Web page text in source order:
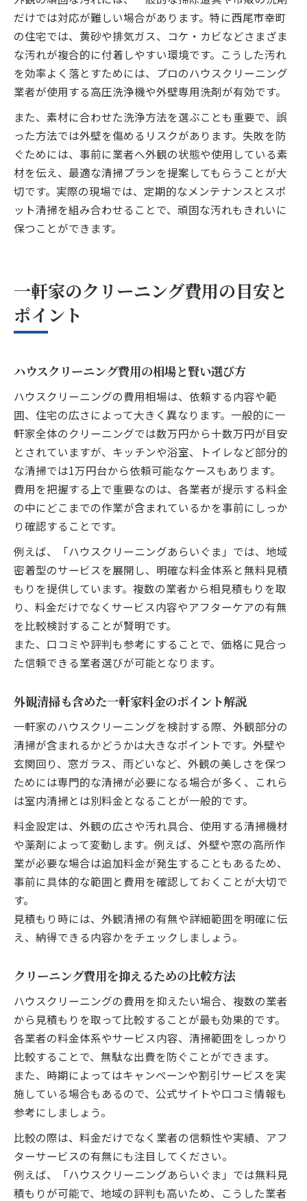
だけでは対応が難しい場合があります。特に西尾市幸町
の住宅では、黄砂や排気ガス、コケ・カビなどさまざま
な汚れが複合的に付着しやすい環境です。こうした汚れ
を効率よく落とすためには、プロのハウスクリーニング
業者が使用する高圧洗浄機や外壁専用洗剤が有効です。
また、素材に合わせた洗浄方法を選ぶことも重要で、誤
った方法では外壁を傷めるリスクがあります。失敗を防
ぐためには、事前に業者へ外観の状態や使用している素
材を伝え、最適な清掃プランを提案してもらうことが大
切です。実際の現場では、定期的なメンテナンスとスポ
ット清掃を組み合わせることで、頑固な汚れもきれいに
保つことができます。
一軒家のクリーニング費用の目安と
ポイント
ハウスクリーニング費用の相場と賢い選び方
ハウスクリーニングの費用相場は、依頼する内容や範
囲、住宅の広さによって大きく異なります。一般的に一
軒家全体のクリーニングでは数万円から十数万円が目安
とされていますが、キッチンや浴室、トイレなど部分的
な清掃では1万円台から依頼可能なケースもあります。
費用を把握する上で重要なのは、各業者が提示する料金
の中にどこまでの作業が含まれているかを事前にしっか
り確認することです。
例えば、「ハウスクリーニングあらいぐま」では、地域
密着型のサービスを展開し、明確な料金体系と無料見積
もりを提供しています。複数の業者から相見積もりを取
り、料金だけでなくサービス内容やアフターケアの有無
を比較検討することが賢明です。
また、口コミや評判も参考にすることで、価格に見合っ
た信頼できる業者選びが可能となります。
外観清掃も含めた一軒家料金のポイント解説
一軒家のハウスクリーニングを検討する際、外観部分の
清掃が含まれるかどうかは大きなポイントです。外壁や
玄関回り、窓ガラス、雨どいなど、外観の美しさを保つ
ためには専門的な清掃が必要になる場合が多く、これら
は室内清掃とは別料金となることが一般的です。
料金設定は、外観の広さや汚れ具合、使用する清掃機材
や薬剤によって変動します。例えば、外壁や窓の高所作
業が必要な場合は追加料金が発生することもあるため、
事前に具体的な範囲と費用を確認しておくことが大切で
す。
見積もり時には、外観清掃の有無や詳細範囲を明確に伝
え、納得できる内容かをチェックしましょう。
クリーニング費用を抑えるための比較方法
ハウスクリーニングの費用を抑えたい場合、複数の業者
から見積もりを取って比較することが最も効果的です。
各業者の料金体系やサービス内容、清掃範囲をしっかり
比較することで、無駄な出費を防ぐことができます。
また、時期によってはキャンペーンや割引サービスを実
施している場合もあるので、公式サイトや口コミ情報も
参考にしましょう。
比較の際は、料金だけでなく業者の信頼性や実績、アフ
ターサービスの有無にも注目してください。
例えば、「ハウスクリーニングあらいぐま」では無料見
積もりが可能で、地域の評判も高いため、こうした業者